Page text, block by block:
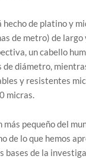
de platino y
de metro) de largo
un cabello
diámetro,
y resistentes
micras.
más pequeño del
de lo que hemos
bases de la